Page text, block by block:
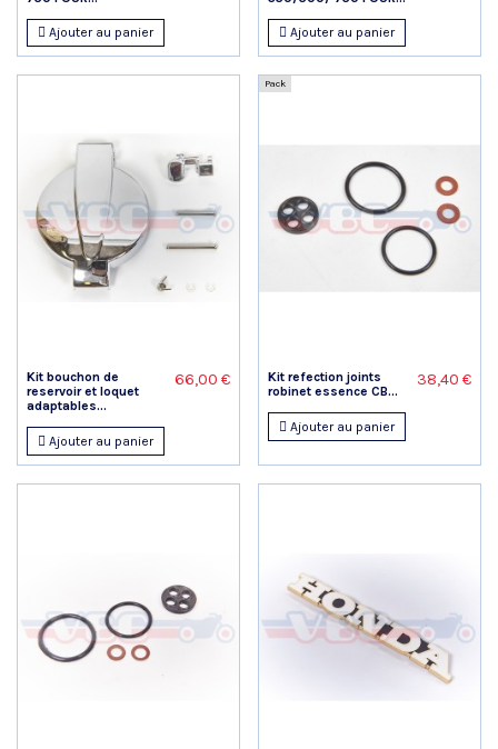
Ajouter au panier Ajouter au panier
Kit bouchon de
reservoir et loquet
adaptables...
66,00 €
Ajouter au panier
Pack
Kit refection joints
robinet essence CB...
38,40 €
Ajouter au panier